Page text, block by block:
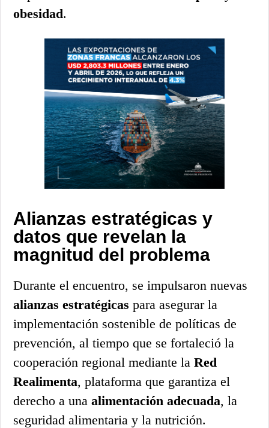
obesidad.
Alianzas estratégicas y
datos que revelan la
magnitud del problema
Durante el encuentro, se impulsaron nuevas
alianzas estratégicas para asegurar la
implementación sostenible de políticas de
prevención, al tiempo que se fortaleció la
cooperación regional mediante laRed
Realimenta, plataforma que garantiza el
derecho a unaalimentación adecuada, la
seguridad alimentaria y la nutrición.